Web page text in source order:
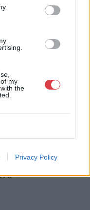
my
the
Privacy Policy
Miksa u. 30
és 20. századi magyar
3 alkalommal.